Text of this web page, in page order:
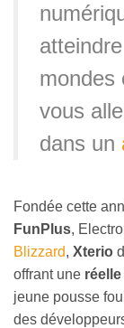
mondes
vous
dans un
Fondée cette
FunPlus,
Blizzard, Xterio
offrant une
jeune pousse
des